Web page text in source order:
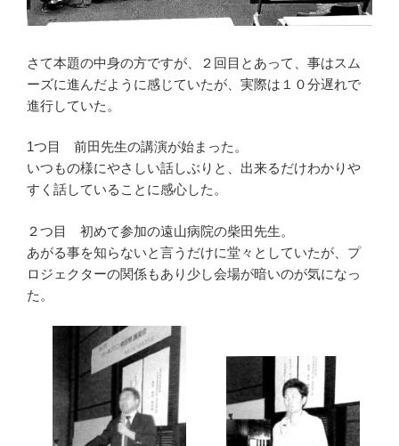
さて本題の中身の方ですが、２回目とあって、事はスム
ーズに進んだように感じていたが、実際は１０分遅れで
進行していた。
1つ目 前田先生の講演が始まった。
いつもの様にやさしい話しぶりと、出来るだけわかりや
すく話していることに感心した。
２つ目 初めて参加の遠山病院の柴田先生。
あがる事を知らないと言うだけに堂々としていたが、プ
ロジェクターの関係もあり少し会場が暗いのが気になっ
た。